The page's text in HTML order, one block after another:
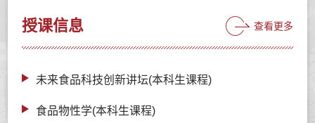
授课信息 查看更多
未来食品科技创新讲坛(本科生课程)
食品物性学(本科生课程)